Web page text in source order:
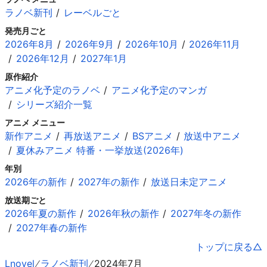
ラノベ新刊 レーベルごと
発売月ごと
2026年8月 2026年9月 2026年10月
2026年11月
2026年12月
2027年1月
原作紹介
アニメ化予定のラノベ
アニメ化予定のマンガ
シリーズ紹介一覧
アニメ メニュー
新作アニメ 再放送アニメ BSアニメ
放送中アニメ
夏休みアニメ 特番・一挙放送(2026年)
年別
2026年の新作 2027年の新作 放送日未定アニメ
放送期ごと
2026年夏の新作 2026年秋の新作
2027年冬の新作
2027年春の新作
トップに戻る
Lnovel ラノベ新刊 2024年7月